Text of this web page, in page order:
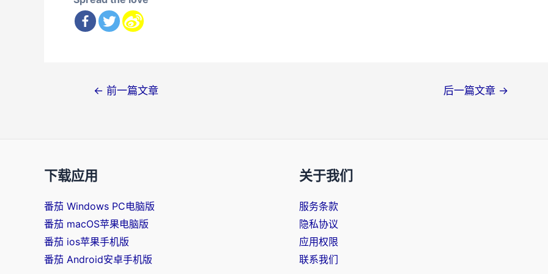
← 前一篇文章 后一篇文章 →
下载应用
番茄 Windows PC电脑版
番茄 macOS苹果电脑版
番茄 ios苹果手机版
番茄 Android安卓手机版
关于我们
服务条款
隐私协议
应用权限
联系我们